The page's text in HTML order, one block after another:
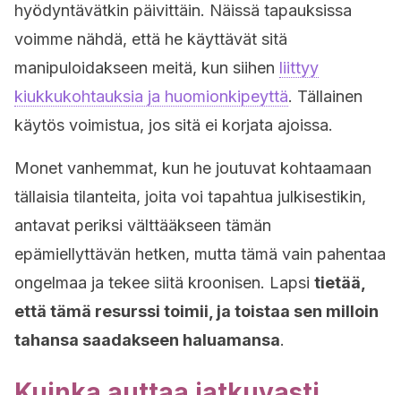
hyödyntävätkin päivittäin. Näissä tapauksissa
voimme nähdä, että he käyttävät sitä
manipuloidakseen meitä, kun siihen liittyy
kiukkukohtauksia ja huomionkipeyttä. Tällainen
käytös voimistua, jos sitä ei korjata ajoissa.
Monet vanhemmat, kun he joutuvat kohtaamaan
tällaisia tilanteita, joita voi tapahtua julkisestikin,
antavat periksi välttääkseen tämän
epämiellyttävän hetken, mutta tämä vain pahentaa
ongelmaa ja tekee siitä kroonisen. Lapsi tietää,
että tämä resurssi toimii, ja toistaa sen milloin
tahansa saadakseen haluamansa.